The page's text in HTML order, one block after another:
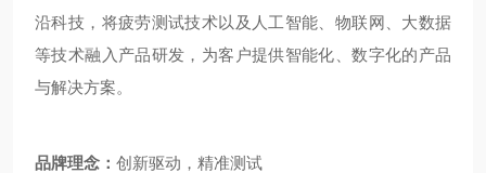
沿科技，将疲劳测试技术以及人工智能、物联网、大数据
等技术融入产品研发，为客户提供智能化、数字化的产品
与解决方案。
品牌理念： 创新驱动，精准测试